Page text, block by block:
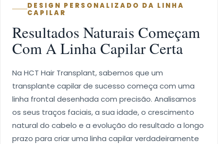
DESIGN PERSONALIZADO DA LINHA
CAPILAR
Resultados Naturais Começam
Com A Linha Capilar Certa
Na HCT Hair Transplant, sabemos que um
transplante capilar de sucesso começa com uma
linha frontal desenhada com precisão. Analisamos
os seus traços faciais, a sua idade, o crescimento
natural do cabelo e a evolução do resultado a longo
prazo para criar uma linha capilar verdadeiramente